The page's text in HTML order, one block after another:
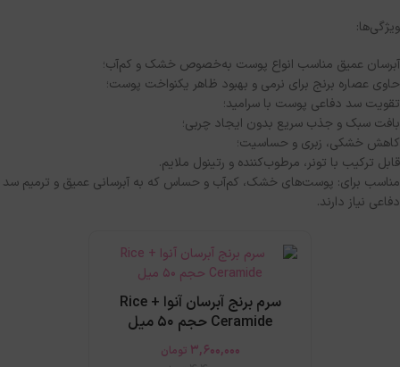
ویژگی‌ها:
آبرسان عمیق مناسب انواع پوست به‌خصوص خشک و کم‌آب؛
حاوی عصاره برنج برای نرمی و بهبود ظاهر یکنواخت پوست؛
تقویت سد دفاعی پوست با سرامید؛
بافت سبک و جذب سریع بدون ایجاد چربی؛
کاهش خشکی، زبری و حساسیت؛
قابل ترکیب با تونر، مرطوب‌کننده و رتینول ملایم.
مناسب برای: پوست‌های خشک، کم‌آب و حساس که به آبرسانی عمیق و ترمیم سد
دفاعی نیاز دارند.
سرم برنج آبرسان آنوا Rice +
Ceramide حجم 50 میل
3,600,000 تومان